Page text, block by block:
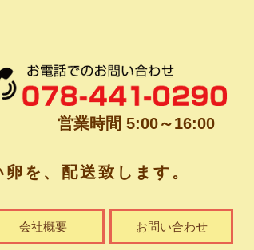
会社概要 お問い合わせ
を、配送致します。
営業時間 5:00～16:00